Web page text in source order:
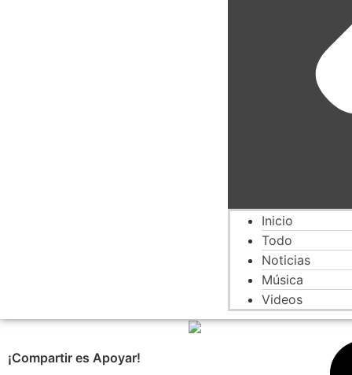
Inicio
Todo
Noticias
Música
Videos
¡Compartir es Apoyar!